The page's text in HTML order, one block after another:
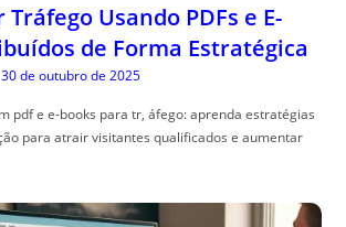
Usando PDFs e E-
de Forma Estratégica
30 de outubro de 2025
pdf e e-books para tr, áfego: aprenda estratégias
para atrair visitantes qualificados e aumentar